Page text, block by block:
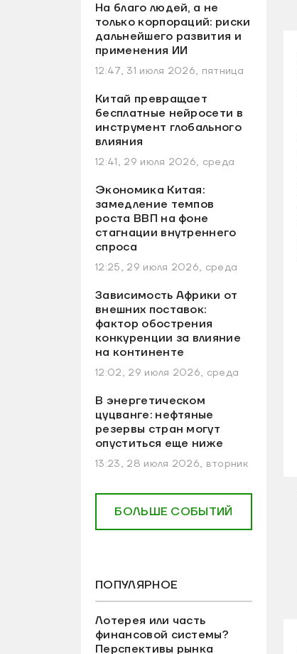
На благо людей, а не
только корпораций: риски
дальнейшего развития и
применения ИИ
12:47, 31 июля 2026, пятница
Китай превращает
бесплатные нейросети в
инструмент глобального
влияния
12:41, 29 июля 2026, среда
Экономика Китая:
замедление темпов
роста ВВП на фоне
стагнации внутреннего
спроса
12:25, 29 июля 2026, среда
Зависимость Африки от
внешних поставок:
фактор обострения
конкуренции за влияние
на континенте
12:02, 29 июля 2026, среда
В энергетическом
цуцванге: нефтяные
резервы стран могут
опуститься еще ниже
13:23, 28 июля 2026, вторник
БОЛЬШЕ СОБЫТИЙ
ПОПУЛЯРНОЕ
Лотерея или часть
финансовой системы?
Перспективы рынка